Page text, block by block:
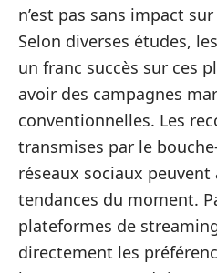
n’est pas sans impact
Selon diverses études,
un franc succès sur ces
avoir des campagnes
conventionnelles. Les
transmises par le
réseaux sociaux
tendances du moment.
plateformes de
directement les